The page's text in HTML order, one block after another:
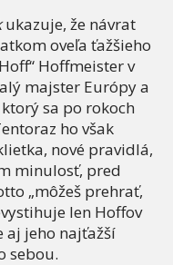
ukazuje, že návrat
oveľa ťažšieho
Hoffmeister v
majster Európy a
sa po rokoch
ho však
nové pravidlá,
minulosť, pred
„môžeš prehrať,
len Hoffov
aj jeho najťažší
sebou.